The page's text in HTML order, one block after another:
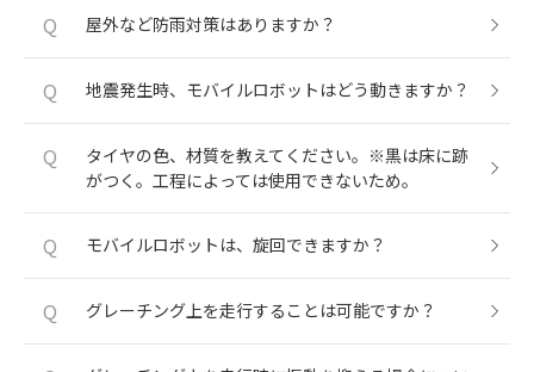
Q 屋外など防雨対策はありますか？
Q 地震発生時、モバイルロボットはどう動きますか？
Q
タイヤの色、材質を教えてください。※黒は床に跡
がつく。工程によっては使用できないため。
Q モバイルロボットは、旋回できますか？
Q グレーチング上を走行することは可能ですか？